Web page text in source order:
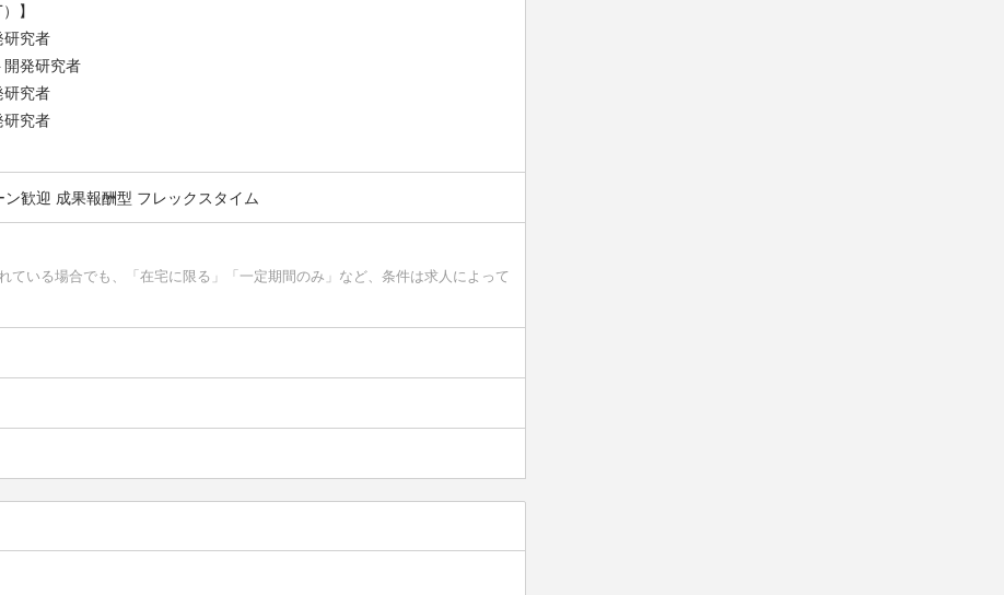
】
究者
発研究者
究者
究者
ン歓迎 成果報酬型 フレックスタイム
ている場合でも、「在宅に限る」「一定期間のみ」など、条件は求人によって